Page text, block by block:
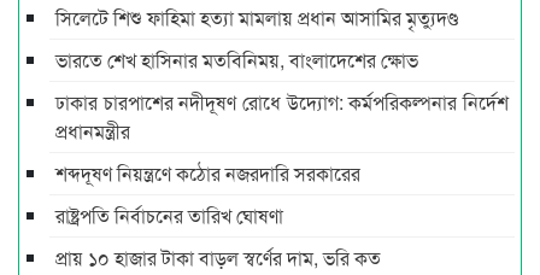
সিলেটে শিশু ফাহিমা হত্যা মামলায় প্রধান আসামির মৃত্যুদণ্ড
ভারতে শেখ হাসিনার মতবিনিময়, বাংলাদেশের ক্ষোভ
ঢাকার চারপাশের নদীদূষণ রোধে উদ্যোগ: কর্মপরিকল্পনার নির্দেশ
প্রধানমন্ত্রীর
শব্দদূষণ নিয়ন্ত্রণে কঠোর নজরদারি সরকারের
রাষ্ট্রপতি নির্বাচনের তারিখ ঘোষণা
প্রায় ১০ হাজার টাকা বাড়ল স্বর্ণের দাম, ভরি কত